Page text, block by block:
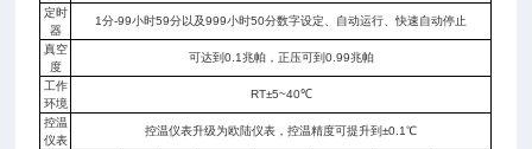
定时
器
1分-99小时59分以及999小时50分数字设定、自动运行、快速自动停止
真空
度
可达到0.1兆帕，正压可到0.99兆帕
工作
环境
RT±5~40℃
控温
仪表
控温仪表升级为欧陆仪表，控温精度可提升到±0.1℃